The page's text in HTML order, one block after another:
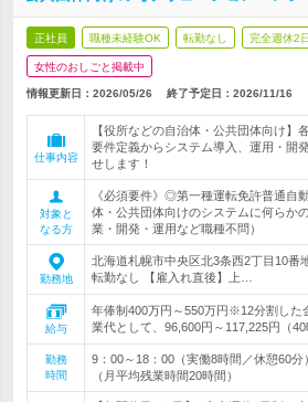
正社員 職種未経験OK 転勤なし 完全週休2
女性のおしごと掲載中
情報更新日：2026/05/26 終了予定日： 2026/11/16
仕事内容
【役所などの自治体・公共団体向け】
要件定義からシステム導入、運用・開
せします！
対象と
なる方
《必須要件》◎第一種運転免許普通
体・公共団体向けのシステムに何らか
業・開発・運用など職種不問）
勤務地
北海道札幌市中央区北3条西2丁目10
転勤なし 【雇入れ直後】上…
給与
年俸制400万円～550万円※12分割し
業代として、96,600円～117,225円（40
勤務
時間
9：00～18：00（実働8時間／休憩60
（月平均残業時間20時間）